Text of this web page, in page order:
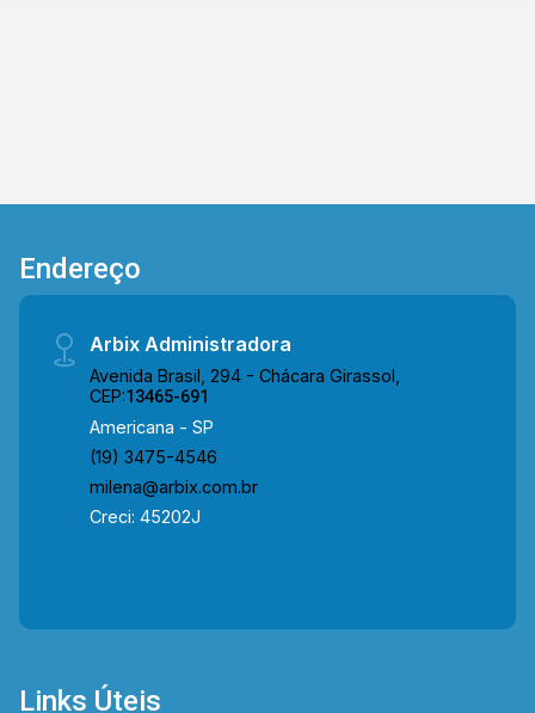
praticidade e fácil acesso a tudo que você
precisa. Entre em contato com a equipe da Arbix
Imóveis e agende a sua visita!! WhatsApp e
Telefone: (19) 3475-4546 ARBIX IMÓVEIS -
Presente em cada mudança!
Endereço
Arbix Administradora
Avenida Brasil, 294 - Chácara Girassol,
CEP:13465-691
Americana - SP
(19) 3475-4546
milena@arbix.com.br
Creci: 45202J
Links Úteis